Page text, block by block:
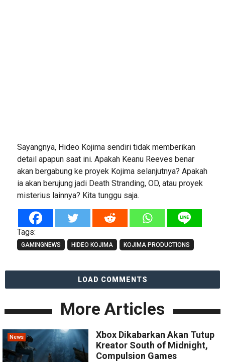
Sayangnya, Hideo Kojima sendiri tidak memberikan
detail apapun saat ini. Apakah Keanu Reeves benar
akan bergabung ke proyek Kojima selanjutnya? Apakah
ia akan berujung jadi Death Stranding, OD, atau proyek
misterius lainnya? Kita tunggu saja.
Tags:
GAMINGNEWS HIDEO KOJIMA KOJIMA PRODUCTIONS
LOAD COMMENTS
More Articles
News
Xbox Dikabarkan Akan Tutup
Kreator South of Midnight,
Compulsion Games